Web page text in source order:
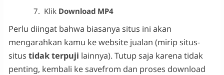
Klik Download MP4
Perlu diingat bahwa biasanya situs ini akan
mengarahkan kamu ke website jualan (mirip situs-
situs tidak terpuji lainnya). Tutup saja karena tidak
penting, kembali ke savefrom dan proses download